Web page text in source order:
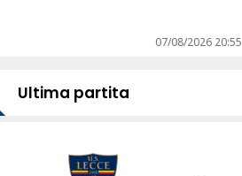
07/08/2026 20:55
Ultima partita